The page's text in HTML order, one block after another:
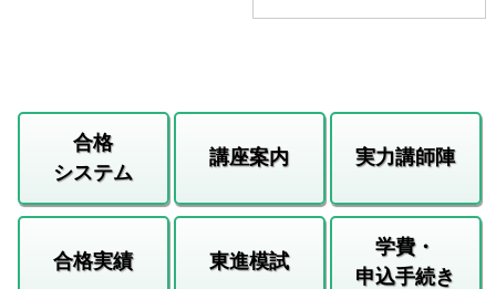
合格
システム
講座案内 実力講師陣
合格実績 東進模試
学費・
申込手続き